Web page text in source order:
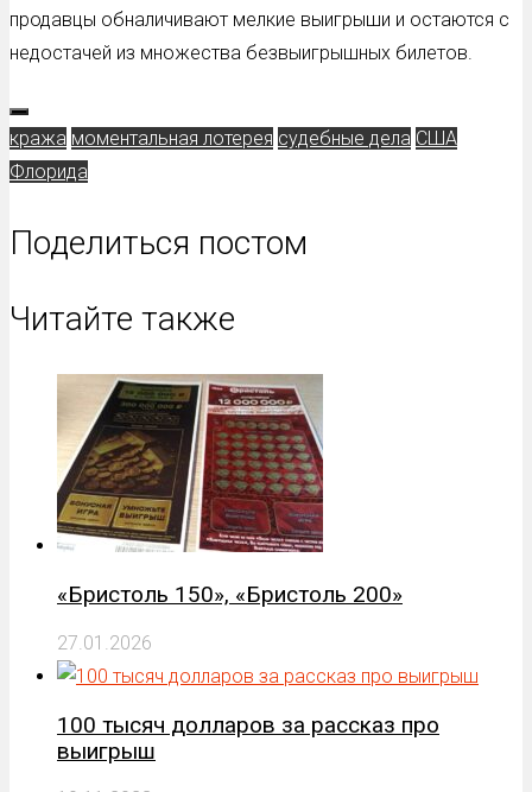
продавцы обналичивают мелкие выигрыши и остаются с
недостачей из множества безвыигрышных билетов.
кража моментальная лотерея судебные дела США
Флорида
Поделиться постом
Читайте также
«Бристоль 150», «Бристоль 200»
27.01.2026
100 тысяч долларов за рассказ про
выигрыш